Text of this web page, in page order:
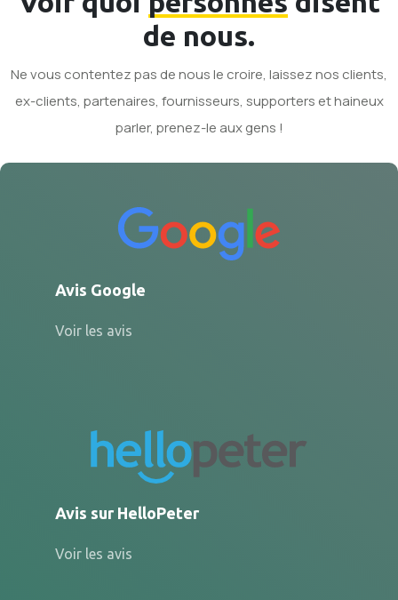
de nous.
Ne vous contentez pas de nous le croire, laissez nos clients,
ex-clients, partenaires, fournisseurs, supporters et haineux
parler, prenez-le aux gens !
Avis Google
Voir les avis
Avis sur HelloPeter
Voir les avis